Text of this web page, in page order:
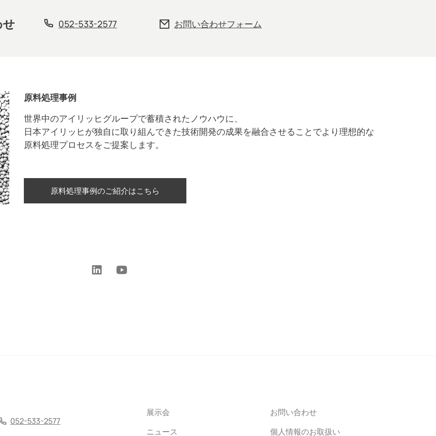
052-533-2577 お問い合わせフォーム
原料処理事例
世界中のアイリッヒグループで蓄積されたノウハウに、
日本アイリッヒが独自に取り組んできた技術開発の成果を融合させることでより理想的な
原料処理プロセスをご提案します。
原料処理事例のご紹介はこちら
052-533-2577
展示会
ニュース
お問い合わせ
個人情報のお取扱い